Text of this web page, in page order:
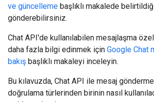
ve güncelleme başlıklı makalede
gönderebilirsiniz.
Chat API'de kullanılabilen mesajlaşma
daha fazla bilgi edinmek için Google Chat
bakış başlıklı makaleyi inceleyin.
Bu kılavuzda, Chat API ile mesaj
doğrulama türlerinden birinin nasıl